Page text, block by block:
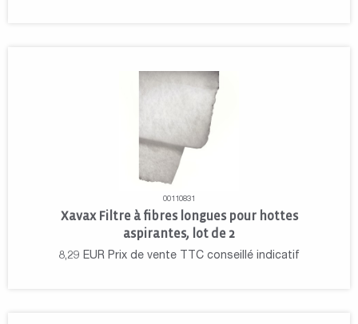
00110831
Xavax Filtre à fibres longues pour hottes
aspirantes, lot de 2
8,29 EUR Prix de vente TTC conseillé indicatif